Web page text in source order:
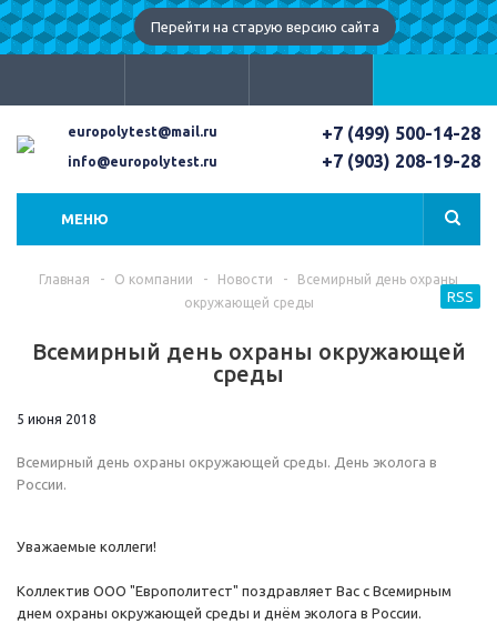
Перейти на старую версию сайта
europolytest@mail.ru
info@europolytest.ru
+7 (499) 500-14-28
+7 (903) 208-19-28
МЕНЮ
Главная - О компании - Новости -
Всемирный день охраны
окружающей среды
Всемирный день охраны окружающей
среды
RSS
5 июня 2018
Всемирный день охраны окружающей среды. День эколога в
России.
Уважаемые коллеги!
Коллектив ООО "Европолитест" поздравляет Вас с Всемирным
днем охраны окружающей среды и днём эколога в России.